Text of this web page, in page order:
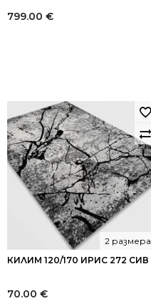
799.00 €
КИЛИМ 120/170 ИРИС 272 СИВ
2 размера
70.00 €